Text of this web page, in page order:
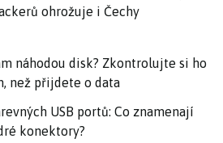
ohrožuje i Čechy
náhodou disk? Zkontrolujte si ho
než přijdete o data
USB portů: Co znamenají
konektory?